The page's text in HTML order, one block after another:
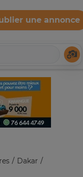
une annonce
Dakar